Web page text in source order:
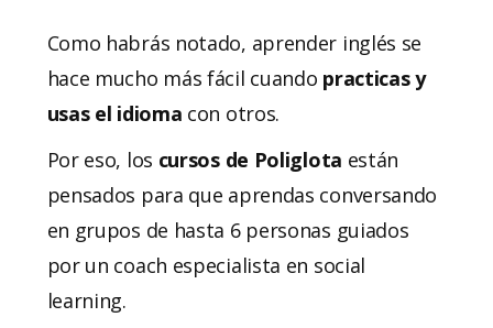
Como habrás notado, aprender inglés se
hace mucho más fácil cuando practicas y
usas el idioma con otros.
Por eso, los cursos de Poliglota están
pensados para que aprendas conversando
en grupos de hasta 6 personas guiados
por un coach especialista en social
learning.